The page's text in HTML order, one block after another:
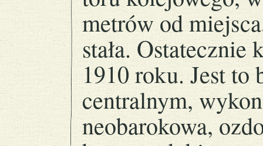
metrów od
stała.
1910 roku. Jest to
centralnym,
neobarokowa,